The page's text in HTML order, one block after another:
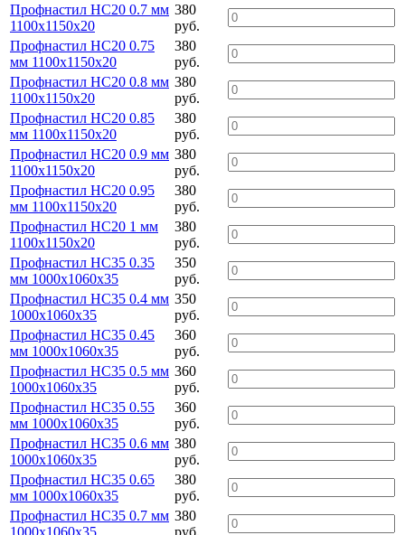
Профнастил НС20 0.7 мм
1100х1150х20
380
руб.
Профнастил НС20 0.75
мм 1100х1150х20
380
руб.
Профнастил НС20 0.8 мм
1100х1150х20
380
руб.
Профнастил НС20 0.85
мм 1100х1150х20
380
руб.
Профнастил НС20 0.9 мм
1100х1150х20
380
руб.
Профнастил НС20 0.95
мм 1100х1150х20
380
руб.
Профнастил НС20 1 мм
1100х1150х20
380
руб.
Профнастил НС35 0.35
мм 1000х1060х35
350
руб.
Профнастил НС35 0.4 мм
1000х1060х35
350
руб.
Профнастил НС35 0.45
мм 1000х1060х35
360
руб.
Профнастил НС35 0.5 мм
1000х1060х35
360
руб.
Профнастил НС35 0.55
мм 1000х1060х35
360
руб.
Профнастил НС35 0.6 мм
1000х1060х35
380
руб.
Профнастил НС35 0.65
мм 1000х1060х35
380
руб.
Профнастил НС35 0.7 мм
1000х1060х35
380
руб.